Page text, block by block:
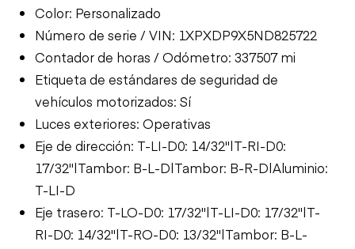
Color: Personalizado
Número de serie / VIN: 1XPXDP9X5ND825722
Contador de horas / Odómetro: 337507 mi
Etiqueta de estándares de seguridad de
vehículos motorizados: Sí
Luces exteriores: Operativas
Eje de dirección: T-LI-D0: 14/32"|T-RI-D0:
17/32"|Tambor: B-L-D|Tambor: B-R-D|Aluminio:
T-LI-D
Eje trasero: T-LO-D0: 17/32"|T-LI-D0: 17/32"|T-
RI-D0: 14/32"|T-RO-D0: 13/32"|Tambor: B-L-